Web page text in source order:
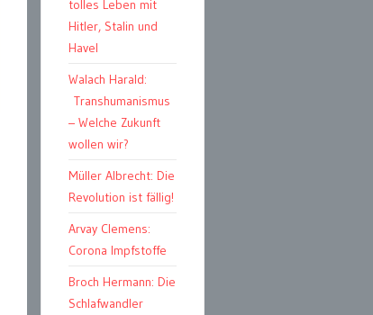
tolles Leben mit
Hitler, Stalin und
Havel
Walach Harald:
Transhumanismus
– Welche Zukunft
wollen wir?
Müller Albrecht: Die
Revolution ist fällig!
Arvay Clemens:
Corona Impfstoffe
Broch Hermann: Die
Schlafwandler